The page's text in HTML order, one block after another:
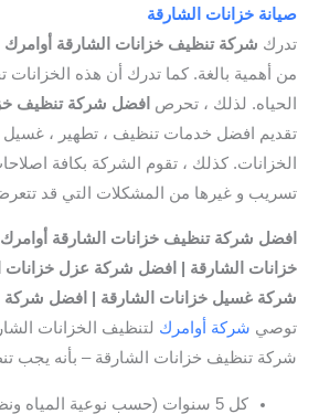
صيانة خزانات الشارقة
تدرك شركة تنظيف خزانات الشارقة أوامرك
من أهمية بالغة. كما تدرك أن هذه الخزانات
الحياه. لذلك ، تحرص افضل شركة تنظيف
تقديم افضل خدمات تنظيف ، تطهير ، غسيل
الخزانات. كذلك ، تقوم الشركة بكافة
تسريب و غيرها من المشكلات التي قد
افضل شركة تنظيف خزانات الشارقة
خزانات الشارقة | افضل شركة عزل خزانات
شركة غسيل خزانات الشارقة | افضل شركة
توصي شركة أوامرك لتنظيف الخزانات
شركة تنظيف خزانات الشارقة – بأنه يجب
كل 5 سنوات (حسب نوعية المياه ونظامها) ؛